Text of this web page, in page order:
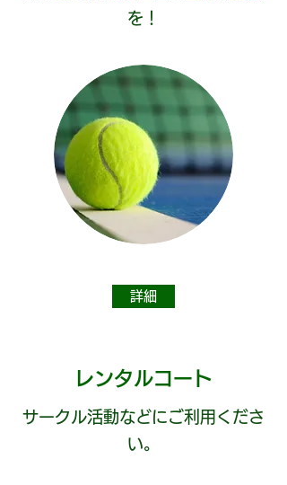
を！
詳細
レンタルコート
サークル活動などにご利用くださ
い。